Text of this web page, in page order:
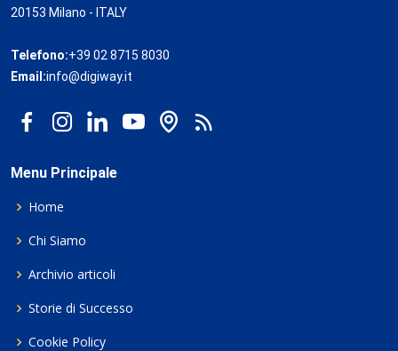
20153 Milano - ITALY
Telefono:+39 02 8715 8030
Email:info@digiway.it
Menu Principale
Home
Chi Siamo
Archivio articoli
Storie di Successo
Cookie Policy